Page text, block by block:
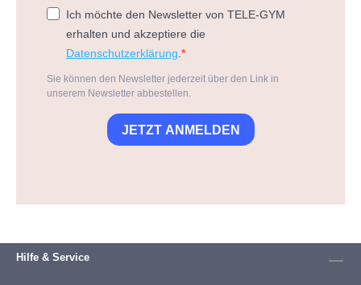
Ich möchte den Newsletter von TELE-GYM
erhalten und akzeptiere die
Datenschutzerklärung.
Sie können den Newsletter jederzeit über den Link in
unserem Newsletter abbestellen.
JETZT ANMELDEN
Hilfe & Service